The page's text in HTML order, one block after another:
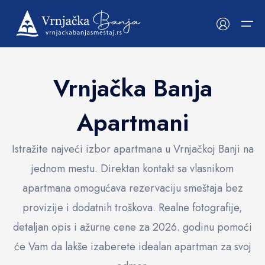
Početna
Kategorije
Apartmani
Hoteli
Vile
Sobe
Smeštaj u okruženju
Hrana i piće
Hrana i piće
Restorani
Kafe barovi
Picerije
Upoznaj Banju
Upoznaj Banju
Izvori, parkovi i priroda
Izvori, parkovi i priroda
Mineralni izvori
Parkovi
Šetališta
Mostovi
Fontane
Kultura i istorija
Kultura i istorija
Kulturne znamenitosti
Crkve i manastiri
Manifestacije
Atrakcije i rekreacija
Atrakcije i rekreacija
Bazeni i akva parkovi
Turističke atrakcije
Porodična zabava
Spotrski i aktivan odmor
Wellness i lepota
Wellness i lepota
Wellness i Spa centri
Saloni masaža
Kozmetički saloni
Vrnjačka Banja
Apartmani
Istražite najveći izbor apartmana u Vrnjačkoj Banji na
jednom mestu. Direktan kontakt sa vlasnikom
apartmana omogućava rezervaciju smeštaja bez
provizije i dodatnih troškova. Realne fotografije,
detaljan opis i ažurne cene za 2026. godinu pomoći
će Vam da lakše izaberete idealan apartman za svoj
Popularni filteri
WiFi